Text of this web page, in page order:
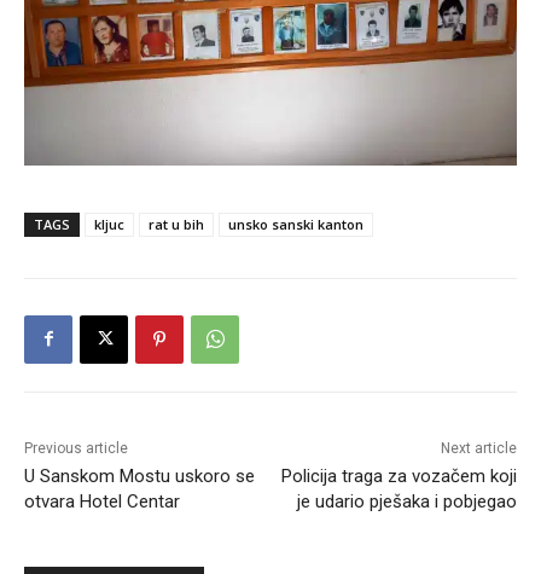
TAGS kljuc rat u bih unsko sanski kanton
Previous article
U Sanskom Mostu uskoro se
otvara Hotel Centar
Next article
Policija traga za vozačem koji
je udario pješaka i pobjegao